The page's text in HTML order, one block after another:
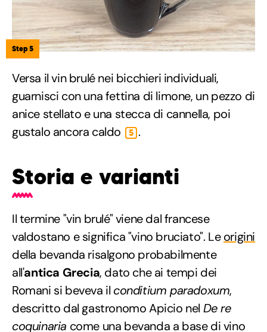
Step 5
Versa il vin brulé nei bicchieri individuali,
guarnisci con una fettina di limone, un pezzo di
anice stellato e una stecca di cannella, poi
gustalo ancora caldo
5 .
Storia e varianti
Il termine "vin brulé" viene dal francese
valdostano e significa "vino bruciato". Leorigini
della bevanda risalgono probabilmente
all'antica Grecia, dato che ai tempi dei
Romani si beveva il conditium paradoxum,
descritto dal gastronomo Apicio nel De re
coquinaria come una bevanda a base di vino